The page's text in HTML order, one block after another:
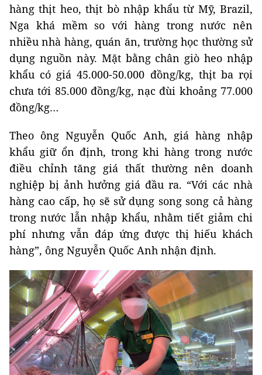
hàng thịt heo, thịt bò nhập khẩu từ Mỹ, Brazil,
Nga khá mềm so với hàng trong nước nên
nhiều nhà hàng, quán ăn, trường học thường sử
dụng nguồn này. Mặt bằng chân giò heo nhập
khẩu có giá 45.000-50.000 đồng/kg, thịt ba rọi
chưa tới 85.000 đồng/kg, nạc đùi khoảng 77.000
đồng/kg…
Theo ông Nguyễn Quốc Anh, giá hàng nhập
khẩu giữ ổn định, trong khi hàng trong nước
điều chỉnh tăng giá thất thường nên doanh
nghiệp bị ảnh hưởng giá đầu ra. “Với các nhà
hàng cao cấp, họ sẽ sử dụng song song cả hàng
trong nước lẫn nhập khẩu, nhằm tiết giảm chi
phí nhưng vẫn đáp ứng được thị hiếu khách
hàng”, ông Nguyễn Quốc Anh nhận định.